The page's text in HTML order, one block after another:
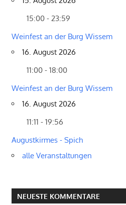
15:00 - 23:59
Weinfest an der Burg Wissem
16. August 2026
11:00 - 18:00
Weinfest an der Burg Wissem
16. August 2026
11:11 - 19:56
Augustkirmes - Spich
alle Veranstaltungen
NEUESTE KOMMENTARE